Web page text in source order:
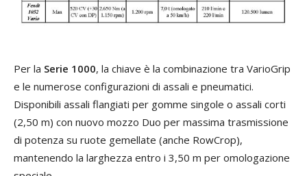
Per la Serie 1000, la chiave è la combinazione tra VarioGrip
e le numerose configurazioni di assali e pneumatici.
Disponibili assali flangiati per gomme singole o assali corti
(2,50 m) con nuovo mozzo Duo per massima trasmissione
di potenza su ruote gemellate (anche RowCrop),
mantenendo la larghezza entro i 3,50 m per omologazione